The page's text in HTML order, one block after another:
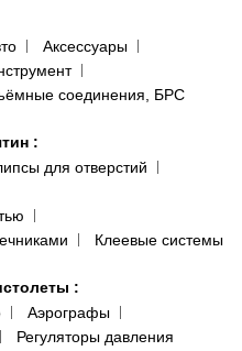
Аксессуары
соединения, БРС
:
для отверстий
Клеевые системы
:
Аэрографы
Регуляторы давления